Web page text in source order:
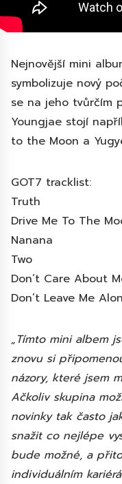
Nejnovější mini
symbolizuje nový
se na jeho tvůrčím
Youngjae stojí
to the Moon a
GOT7 tracklist:
Truth
Drive Me To The
Nanana
Two
Don’t Care About
Don’t Leave Me
„Tímto mini albem
znovu si
názory, které jsem
Ačkoliv skupina
novinky tak často
snažit co nejlépe
bude možné, a
individuálním